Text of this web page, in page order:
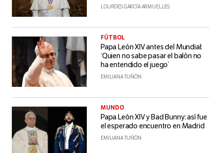
LOURDES GARCÍA ARMUELLES
FÚTBOL
Papa León XIV antes del Mundial:
‘Quien no sabe pasar el balón no
ha entendido el juego’
EMILIANA TUÑÓN
MUNDO
Papa León XIV y Bad Bunny: así fue
el esperado encuentro en Madrid
EMILIANA TUÑÓN